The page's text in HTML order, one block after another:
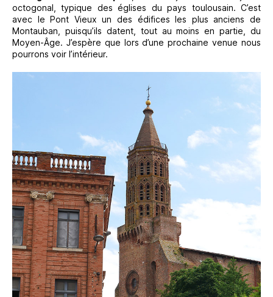
octogonal, typique des églises du pays toulousain. C’est
avec le Pont Vieux un des édifices les plus anciens de
Montauban, puisqu’ils datent, tout au moins en partie, du
Moyen-Âge. J’espère que lors d’une prochaine venue nous
pourrons voir l’intérieur.